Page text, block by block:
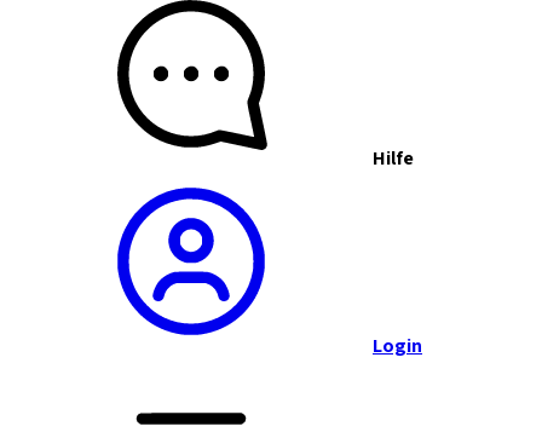
Hilfe
Login